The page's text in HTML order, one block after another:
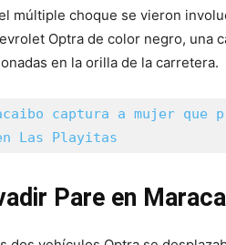
múltiple choque se vieron
Optra de color negro, una
en la orilla de la carretera.
captura a mujer que
Las Playitas
Pare en